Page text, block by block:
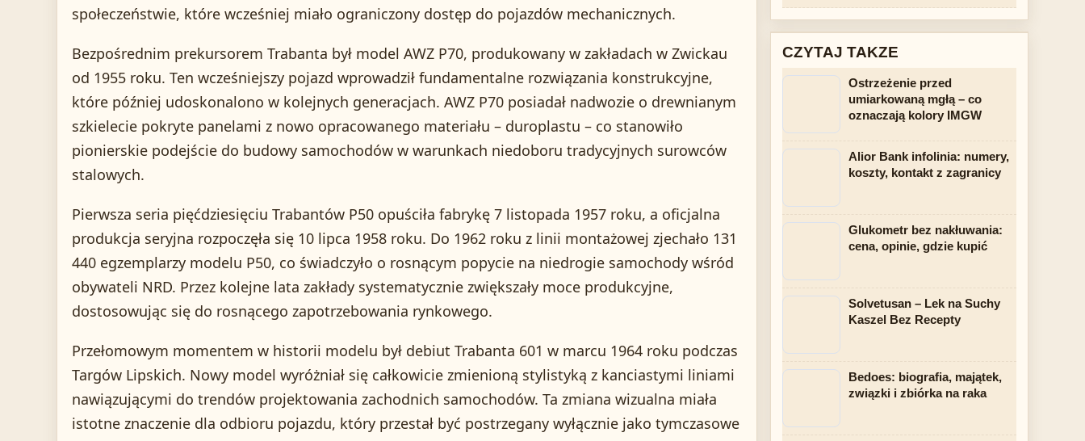
społeczeństwie, które wcześniej miało ograniczony dostęp do pojazdów mechanicznych.
Bezpośrednim prekursorem Trabanta był model AWZ P70, produkowany w zakładach w Zwickau
od 1955 roku. Ten wcześniejszy pojazd wprowadził fundamentalne rozwiązania konstrukcyjne,
które później udoskonalono w kolejnych generacjach. AWZ P70 posiadał nadwozie o drewnianym
szkielecie pokryte panelami z nowo opracowanego materiału – duroplastu – co stanowiło
pionierskie podejście do budowy samochodów w warunkach niedoboru tradycyjnych surowców
stalowych.
Pierwsza seria pięćdziesięciu Trabantów P50 opuściła fabrykę 7 listopada 1957 roku, a oficjalna
produkcja seryjna rozpoczęła się 10 lipca 1958 roku. Do 1962 roku z linii montażowej zjechało 131
440 egzemplarzy modelu P50, co świadczyło o rosnącym popycie na niedrogie samochody wśród
obywateli NRD. Przez kolejne lata zakłady systematycznie zwiększały moce produkcyjne,
dostosowując się do rosnącego zapotrzebowania rynkowego.
Przełomowym momentem w historii modelu był debiut Trabanta 601 w marcu 1964 roku podczas
Targów Lipskich. Nowy model wyróżniał się całkowicie zmienioną stylistyką z kanciastymi liniami
nawiązującymi do trendów projektowania zachodnich samochodów. Ta zmiana wizualna miała
istotne znaczenie dla odbioru pojazdu, który przestał być postrzegany wyłącznie jako tymczasowe
CZYTAJ TAKZE
Ostrzeżenie przed
umiarkowaną mgłą – co
oznaczają kolory IMGW
Alior Bank infolinia: numery,
koszty, kontakt z zagranicy
Glukometr bez nakłuwania:
cena, opinie, gdzie kupić
Solvetusan – Lek na Suchy
Kaszel Bez Recepty
Bedoes: biografia, majątek,
związki i zbiórka na raka